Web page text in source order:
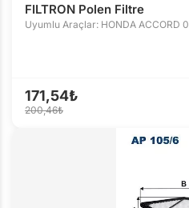
FILTRON Polen Filtre
Uyumlu Araçlar: HONDA ACCORD
171,54₺
200,46₺